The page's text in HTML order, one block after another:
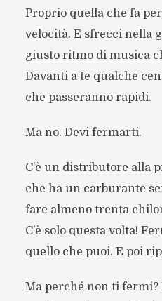
Proprio quella che fa
velocità. E sfrecci nella
giusto ritmo di musica
Davanti a te qualche
che passeranno rapidi.
Ma no. Devi fermarti.
C’è un distributore alla
che ha un carburante
fare almeno trenta
C’è solo questa volta!
quello che puoi. E poi
Ma perché non ti